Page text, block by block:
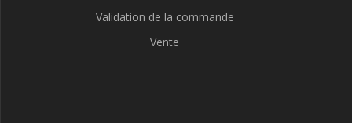
Validation de la commande
Vente